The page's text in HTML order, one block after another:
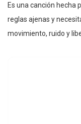
Es una canción hecha
reglas ajenas y
movimiento, ruido y